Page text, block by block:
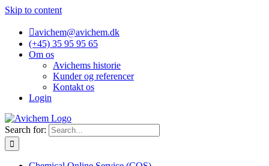
Skip to content
avichem@avichem.dk
(+45) 35 95 95 65
Om os
Avichems historie
Kunder og referencer
Kontakt os
Login
Search for: